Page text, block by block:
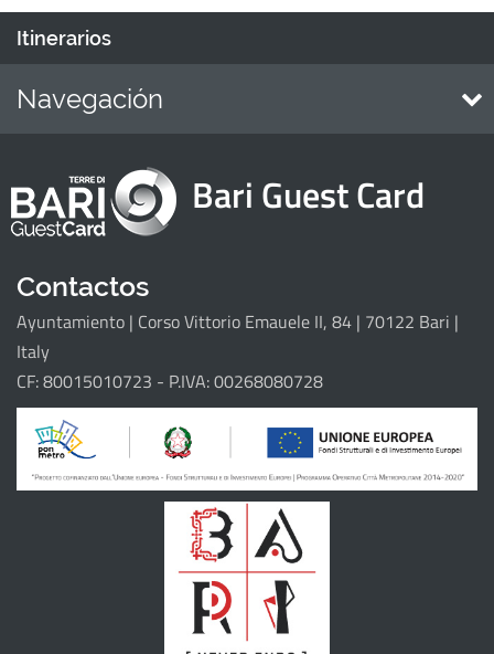
Itinerarios
Navegación
Puntos de interés
Eventi
Itinerarios
Il progetto
Bari Guest Card
Contactos
Ayuntamiento | Corso Vittorio Emauele II, 84 | 70122 Bari |
Italy
CF: 80015010723 - P.IVA: 00268080728